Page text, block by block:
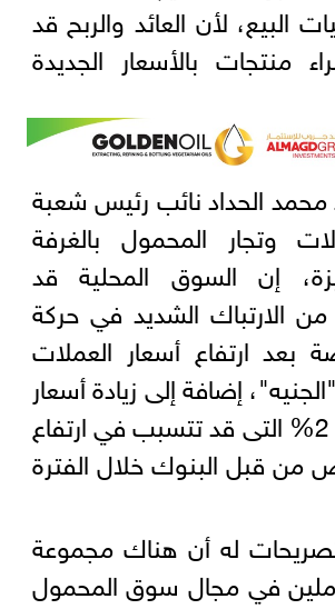
البيع، لأن العائد والربح قد
منتجات بالأسعار الجديدة
محمد الحداد نائب رئيس شعبة
وتجار المحمول بالغرفة
إن السوق المحلية قد
الارتباك الشديد في حركة
بعد ارتفاع أسعار العملات
إضافة إلى زيادة أسعار
الفائدة بنسبة 2% التى قد تتسبب في ارتفاع
من قبل البنوك خلال الفترة
له أن هناك مجموعة
في مجال سوق المحمول